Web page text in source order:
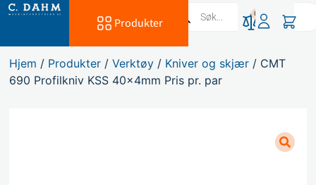
Produkter
0
Hjem / Produkter /Verktøy / Kniver og skjær / CMT
690 Profilkniv KSS 40x4mm Pris pr. par